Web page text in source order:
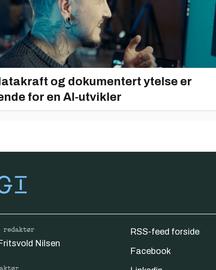
og dokumentert ytelse er
for en AI-utvikler
redaktør
Nilsen
RSS-feed forside
Facebook